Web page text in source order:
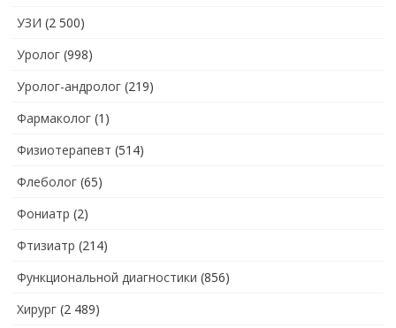
УЗИ (2 500)
Уролог (998)
Уролог-андролог (219)
Фармаколог (1)
Физиотерапевт (514)
Флеболог (65)
Фониатр (2)
Фтизиатр (214)
Функциональной диагностики (856)
Хирург (2 489)